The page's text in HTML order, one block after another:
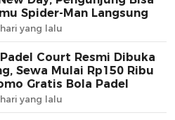
Spider-Man Langsung
yang lalu
Court Resmi Dibuka
Sewa Mulai Rp150 Ribu
Gratis Bola Padel
yang lalu